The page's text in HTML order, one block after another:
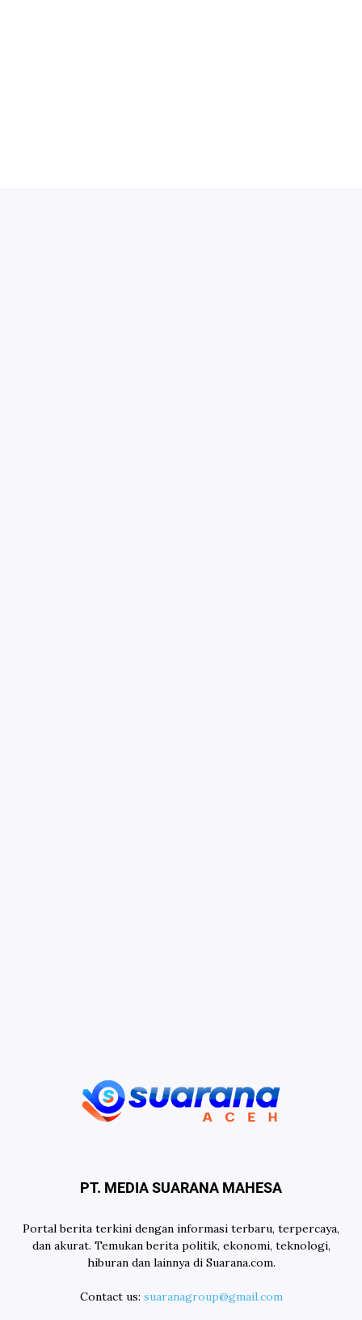
PT. MEDIA SUARANA MAHESA
Portal berita terkini dengan informasi terbaru, terpercaya,
dan akurat. Temukan berita politik, ekonomi, teknologi,
hiburan dan lainnya di Suarana.com.
Contact us: suaranagroup@gmail.com